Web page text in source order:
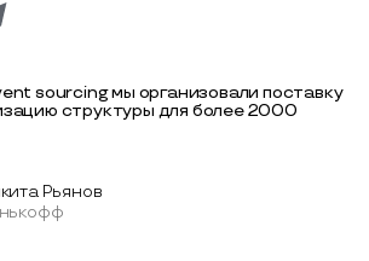
sourcing мы организовали поставку
структуры для более 2000
Рьянов